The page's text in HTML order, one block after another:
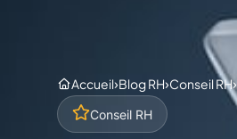
Accueil›Blog RH›Conseil RH›
Conseil RH